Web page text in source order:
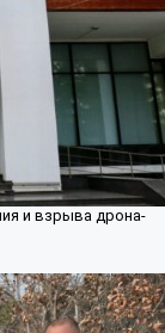
и взрыва дрона-